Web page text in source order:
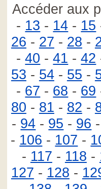
Accéder aux
- 13 - 14 - 15
26 - 27 - 28 -
-40 -41 -42
53 - 54- 55 -
- 67 - 68 - 69
80 - 81 - 82 -
- 94 - 95 - 96 -
- 106 - 107 -
- 117 - 118 -
127 - 128 -